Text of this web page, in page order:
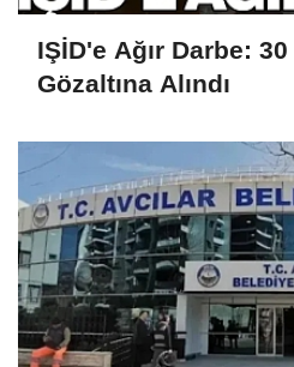
IŞİD'e Ağır Darbe:
Gözaltına Alındı